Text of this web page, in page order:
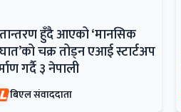
हुँदै आएको ‘मानसिक
चक्र तोड्न एआई स्टार्टअप
गर्दै ३ नेपाली
बिएल संवाददाता